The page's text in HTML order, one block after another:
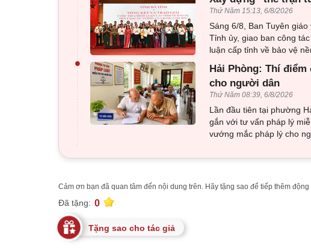
Thứ Năm 15:13, 6/8/2026
Sáng 6/8, Ban Tuyên
Tỉnh ủy, giao ban công
luận cấp tỉnh về bảo vệ
•
Hải Phòng: Thí
cho người dân
Thứ Năm 08:39, 6/8/2026
Lần đầu tiên tại phường
gắn với tư vấn pháp lý
vướng mắc pháp lý cho
Cảm ơn bạn đã quan tâm đến nội dung trên. Hãy tặng sao để tiếp thêm
Đã tặng: 0
Tặng sao cho tác giả